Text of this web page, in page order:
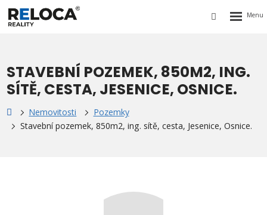
Vyhledávání
STAVEBNÍ POZEMEK, 850M2, ING.
SÍTĚ, CESTA, JESENICE, OSNICE.
Nemovitosti
Pozemky
Stavební pozemek, 850m2, ing. sítě, cesta, Jesenice, Osnice.